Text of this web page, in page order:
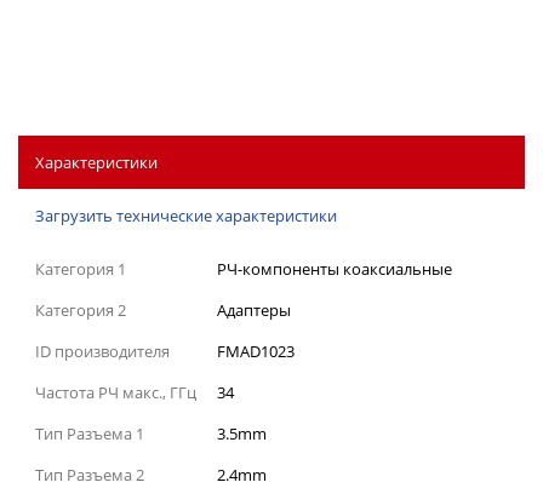
Характеристики
Загрузить технические характеристики
Категория 1
РЧ-компоненты коаксиальные
Категория 2
Адаптеры
ID производителя
FMAD1023
Частота РЧ макс., ГГц
34
Тип Разъема 1
3.5mm
Тип Разъема 2
2.4mm